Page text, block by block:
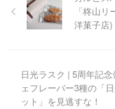
熟練職人の技で焼き上げられ
た贅沢な逸品は接待の手土産
「柊山
洋菓子店)
日光ラスク | 5周年記
ェフレーバー3種の「
ット」を見逃すな！